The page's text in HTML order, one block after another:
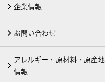
企業情報
お問い合わせ
アレルギー・原材料・原産地
情報